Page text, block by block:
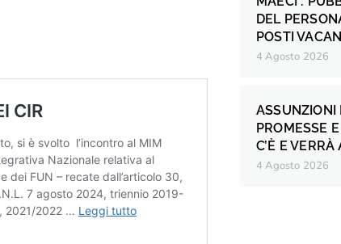
DEL
POSTI
4 Agosto 2026
ASSUNZIONI
PROMESSE
C’È E VERRÀ
4 Agosto 2026